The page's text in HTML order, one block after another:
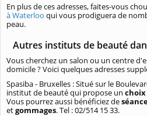
En plus de ces adresses, faites-vous
à Waterloo qui vous prodiguera de
peau.
Autres instituts de beauté
Vous cherchez un salon ou un centre
domicile ? Voici quelques adresses
Spasiba - Bruxelles : Situé sur le
institut de beauté qui propose un
Vous pourrez aussi bénéficiez de
etgommages. Tel : 02/514 15 33.